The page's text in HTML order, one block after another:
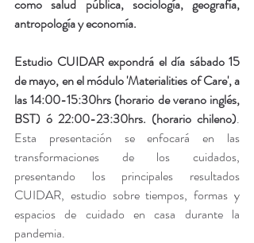
como salud pública, sociología, geografía,
antropología y economía.
Estudio CUIDAR expondrá el día sábado 15
de mayo, en el módulo 'Materialities of Care', a
las 14:00-15:30hrs (horario de verano inglés,
BST) ó 22:00-23:30hrs. (horario chileno).
Esta presentación se enfocará en las
transformaciones de los cuidados,
presentando los principales resultados
CUIDAR, estudio sobre tiempos, formas y
espacios de cuidado en casa durante la
pandemia.